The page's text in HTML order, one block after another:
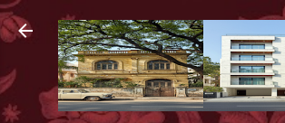
Skip to main content